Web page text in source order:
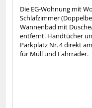
Die EG-Wohnung mit
Schlafzimmer
Wannenbad mit
entfernt. Handtücher
Parkplatz Nr. 4 direkt
für Müll und Fahrräder.